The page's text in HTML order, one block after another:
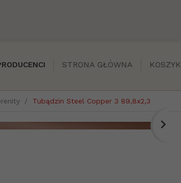
STRONA GŁÓWNA KOSZYK
Tubądzin Steel Copper 3 89,8x2,3